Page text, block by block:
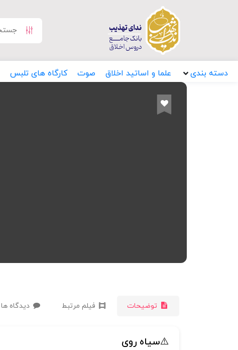
دسته بندی علما و اساتید اخلاق صوت کارگاه های تلبس
توضیحات فیلم مرتبط دیدگاه ها
⚠️سیاه روی